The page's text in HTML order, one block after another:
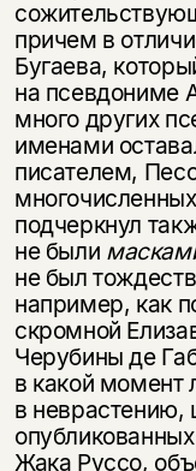
причем в
Бугаева,
на псевдониме
много других
именами
писателем,
многочисленных
подчеркнул
не были
не был
например, как
скромной
Черубины де
в какой момент
в
Жака Руссо,